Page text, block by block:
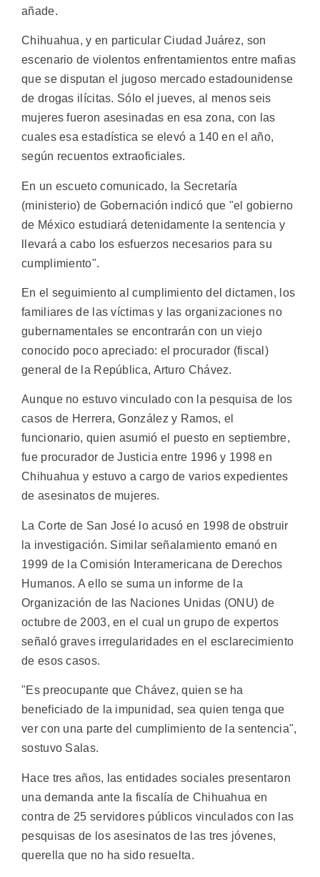
añade.
Chihuahua, y en particular Ciudad Juárez, son
escenario de violentos enfrentamientos entre mafias
que se disputan el jugoso mercado estadounidense
de drogas ilícitas. Sólo el jueves, al menos seis
mujeres fueron asesinadas en esa zona, con las
cuales esa estadística se elevó a 140 en el año,
según recuentos extraoficiales.
En un escueto comunicado, la Secretaría
(ministerio) de Gobernación indicó que "el gobierno
de México estudiará detenidamente la sentencia y
llevará a cabo los esfuerzos necesarios para su
cumplimiento".
En el seguimiento al cumplimiento del dictamen, los
familiares de las víctimas y las organizaciones no
gubernamentales se encontrarán con un viejo
conocido poco apreciado: el procurador (fiscal)
general de la República, Arturo Chávez.
Aunque no estuvo vinculado con la pesquisa de los
casos de Herrera, González y Ramos, el
funcionario, quien asumió el puesto en septiembre,
fue procurador de Justicia entre 1996 y 1998 en
Chihuahua y estuvo a cargo de varios expedientes
de asesinatos de mujeres.
La Corte de San José lo acusó en 1998 de obstruir
la investigación. Similar señalamiento emanó en
1999 de la Comisión Interamericana de Derechos
Humanos. A ello se suma un informe de la
Organización de las Naciones Unidas (ONU) de
octubre de 2003, en el cual un grupo de expertos
señaló graves irregularidades en el esclarecimiento
de esos casos.
"Es preocupante que Chávez, quien se ha
beneficiado de la impunidad, sea quien tenga que
ver con una parte del cumplimiento de la sentencia",
sostuvo Salas.
Hace tres años, las entidades sociales presentaron
una demanda ante la fiscalía de Chihuahua en
contra de 25 servidores públicos vinculados con las
pesquisas de los asesinatos de las tres jóvenes,
querella que no ha sido resuelta.